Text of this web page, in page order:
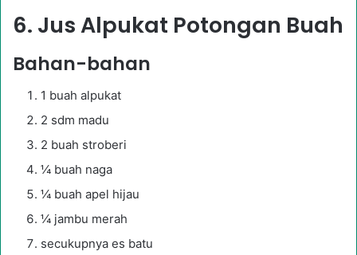
6. Jus Alpukat Potongan Buah
Bahan-bahan
1 buah alpukat
2 sdm madu
2 buah stroberi
¼ buah naga
¼ buah apel hijau
¼ jambu merah
secukupnya es batu